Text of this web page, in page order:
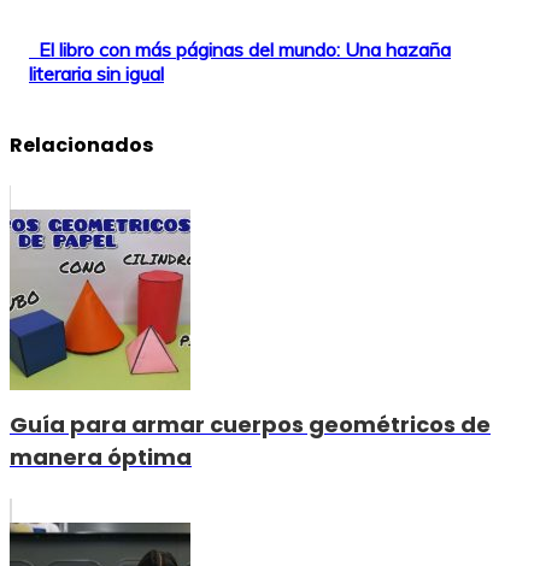
El libro con más páginas del mundo: Una hazaña
literaria sin igual
Relacionados
Guía para armar cuerpos geométricos de
manera óptima